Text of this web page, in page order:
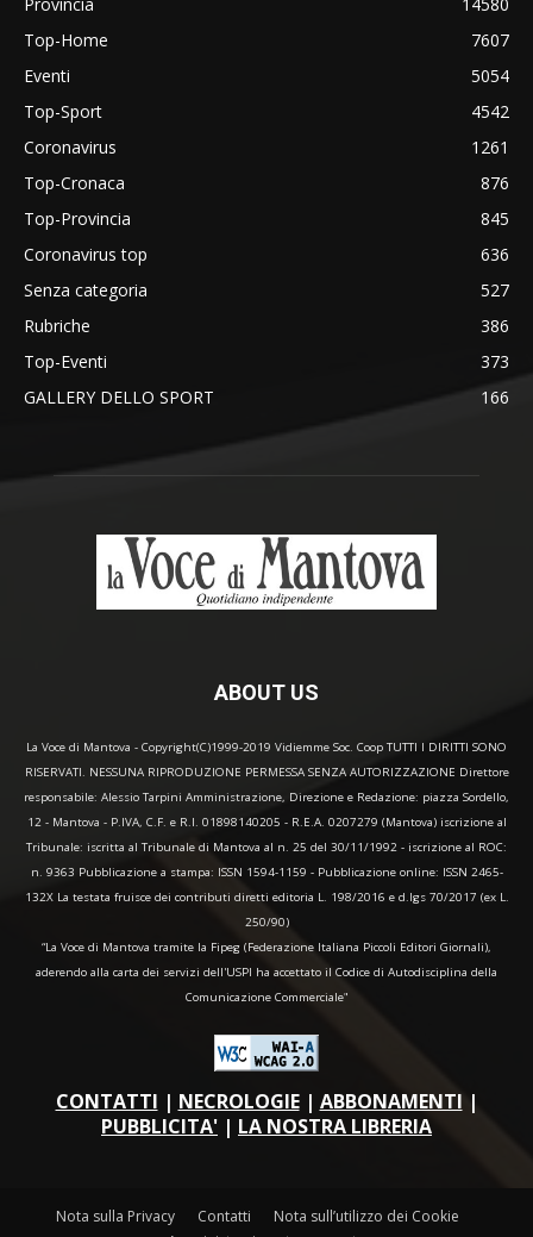
Top-Home
7607
Eventi
5054
Top-Sport
4542
Coronavirus
1261
Top-Cronaca
876
Top-Provincia
845
Coronavirus top
636
Senza categoria
527
Rubriche
386
Top-Eventi
373
GALLERY DELLO SPORT
166
ABOUT US
La Voce di Mantova - Copyright(C)1999-2019 Vidiemme Soc. Coop TUTTI I DIRITTI SONO
RISERVATI. NESSUNA RIPRODUZIONE PERMESSA SENZA AUTORIZZAZIONE Direttore
responsabile: Alessio Tarpini Amministrazione, Direzione e Redazione: piazza Sordello,
12 - Mantova - P.IVA, C.F. e R.I. 01898140205 - R.E.A. 0207279 (Mantova) iscrizione al
Tribunale: iscritta al Tribunale di Mantova al n. 25 del 30/11/1992 - iscrizione al ROC:
n. 9363 Pubblicazione a stampa: ISSN 1594-1159 - Pubblicazione online: ISSN 2465-
132X La testata fruisce dei contributi diretti editoria L. 198/2016 e d.lgs 70/2017 (ex L.
250/90)
“La Voce di Mantova tramite la Fipeg (Federazione Italiana Piccoli Editori Giornali),
aderendo alla carta dei servizi dell'USPI ha accettato il Codice di Autodisciplina della
Comunicazione Commerciale"
CONTATTI | NECROLOGIE| ABBONAMENTI |
PUBBLICITA' | LA NOSTRA LIBRERIA
Nota sulla Privacy Contatti
Nota sull’utilizzo dei Cookie